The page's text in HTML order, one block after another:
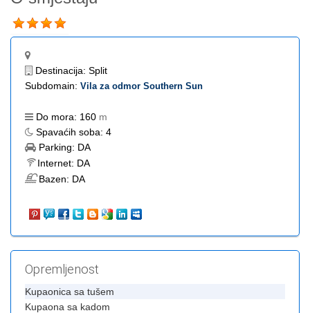
Destinacija: Split
Subdomain: Vila za odmor Southern Sun
Do mora: 160 m
Spavaćih soba: 4
Parking: DA
Internet: DA
Bazen: DA
Opremljenost
Kupaonica sa tušem
Kupaona sa kadom